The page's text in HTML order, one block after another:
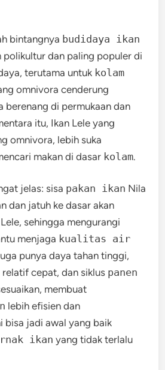
bintangnya budidaya ikan
polikultur dan paling populer di
terutama untuk kolam
omnivora cenderung
berenang di permukaan dan
itu, Ikan Lele yang
omnivora, lebih suka
makan di dasar kolam.
jelas: sisa pakan ikan Nila
dan jatuh ke dasar akan
sehingga mengurangi
menjaga kualitas air
punya daya tahan tinggi,
cepat, dan siklus panen
membuat
lebih efisien dan
bisa jadi awal yang baik
ikan yang tidak terlalu